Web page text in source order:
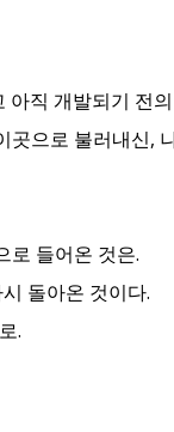
직 개발되기 전
으로 불러내신,
로 들어온 것은.
돌아온 것이다.
.